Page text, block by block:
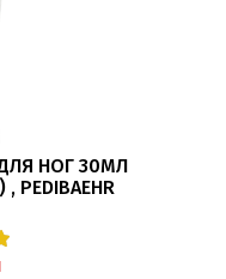
НОГ 30МЛ
, PEDIBAEHR